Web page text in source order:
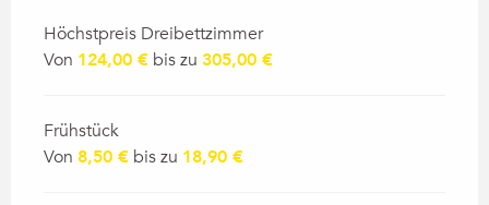
Höchstpreis Dreibettzimmer
Von 124,00 € bis zu 305,00 €
Frühstück
Von 8,50 € bis zu 18,90 €